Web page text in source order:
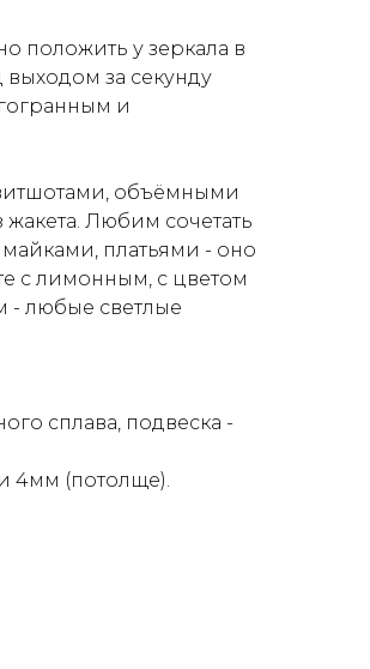
положить у зеркала в
за секунду
и
объёмными
Любим сочетать
платьями - оно
с лимонным, с цветом
- любые светлые
сплава, подвеска -
4мм (потолще).